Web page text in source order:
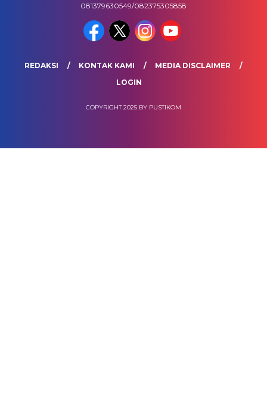
081379630549/082375305858
REDAKSI KONTAK KAMI
MEDIA DISCLAIMER
LOGIN
COPYRIGHT 2025 BY PUSTIKOM